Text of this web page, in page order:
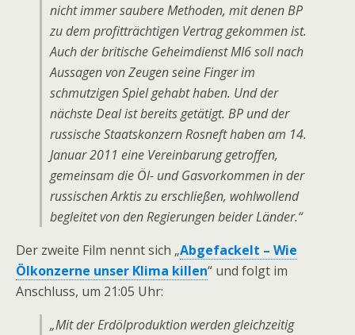
nicht immer saubere Methoden, mit denen BP
zu dem profitträchtigen Vertrag gekommen ist.
Auch der britische Geheimdienst MI6 soll nach
Aussagen von Zeugen seine Finger im
schmutzigen Spiel gehabt haben. Und der
nächste Deal ist bereits getätigt. BP und der
russische Staatskonzern Rosneft haben am 14.
Januar 2011 eine Vereinbarung getroffen,
gemeinsam die Öl- und Gasvorkommen in der
russischen Arktis zu erschließen, wohlwollend
begleitet von den Regierungen beider Länder.“
Der zweite Film nennt sich „Abgefackelt – Wie
Ölkonzerne unser Klima killen“ und folgt im
Anschluss, um 21:05 Uhr:
„Mit der Erdölproduktion werden gleichzeitig